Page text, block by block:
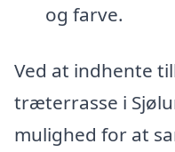
og farve.
Ved at indhente
træterrasse i
mulighed for at